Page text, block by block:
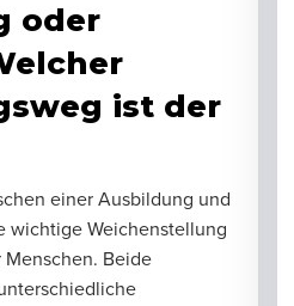
oder
ist der
einer Ausbildung und
wichtige Weichenstellung
Beide